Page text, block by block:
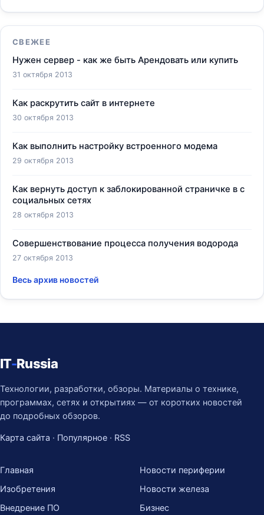
СВЕЖЕЕ
Нужен сервер - как же быть Арендовать или купить
31 октября 2013
Как раскрутить сайт в интернете
30 октября 2013
Как выполнить настройку встроенного модема
29 октября 2013
Как вернуть доступ к заблокированной страничке в с
социальных сетях
28 октября 2013
Совершенствование процесса получения водорода
27 октября 2013
Весь архив новостей
IT-Russia
Технологии, разработки, обзоры. Материалы о технике,
программах, сетях и открытиях — от коротких новостей
до подробных обзоров.
Карта сайта · Популярное · RSS
Главная
Изобретения
Внедрение ПО
Новости периферии
Новости железа
Бизнес